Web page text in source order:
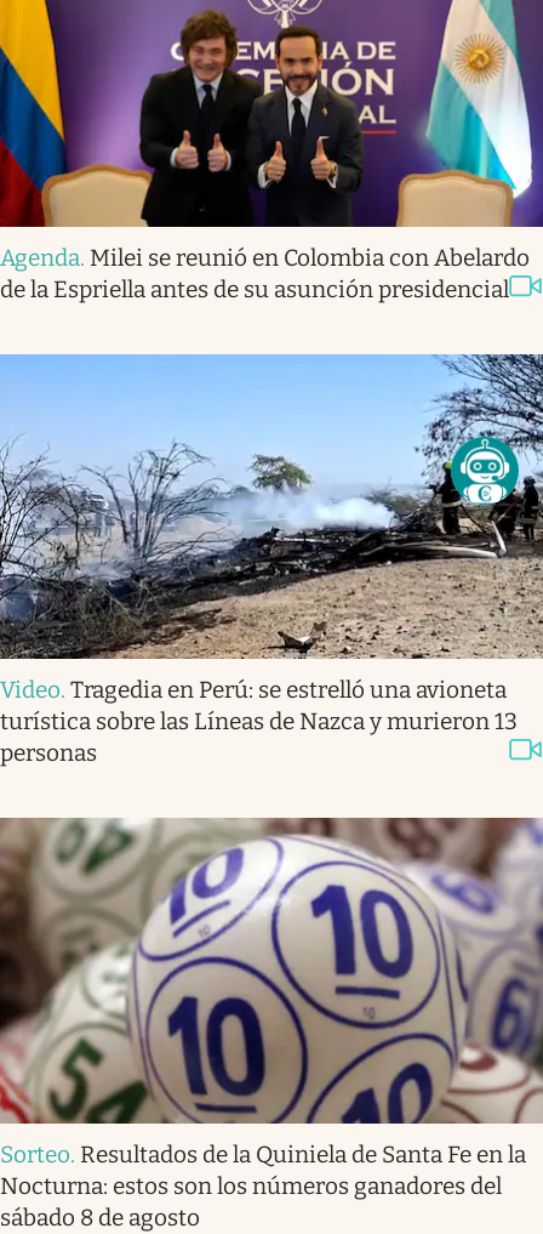
Agenda. Milei se reunió en Colombia con Abelardo
de la Espriella antes de su asunción presidencial
Video. Tragedia en Perú: se estrelló una avioneta
turística sobre las Líneas de Nazca y murieron 13
personas
Sorteo. Resultados de la Quiniela de Santa Fe en la
Nocturna: estos son los números ganadores del
sábado 8 de agosto